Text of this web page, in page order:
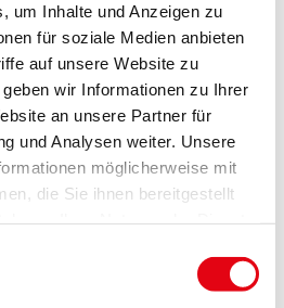
um Inhalte und Anzeigen zu
für soziale Medien anbieten
auf unsere Website zu
wir Informationen zu Ihrer
an unsere Partner für
und Analysen weiter. Unsere
möglicherweise mit
die Sie ihnen bereitgestellt
Oberpullendorf
Oberpullendorf
op.at
burgenland.at